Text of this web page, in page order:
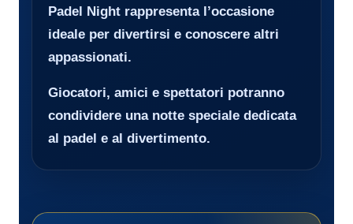
Padel Night rappresenta l’occasione
ideale per divertirsi e conoscere altri
appassionati.
Giocatori, amici e spettatori potranno
condividere una notte speciale dedicata
al padel e al divertimento.